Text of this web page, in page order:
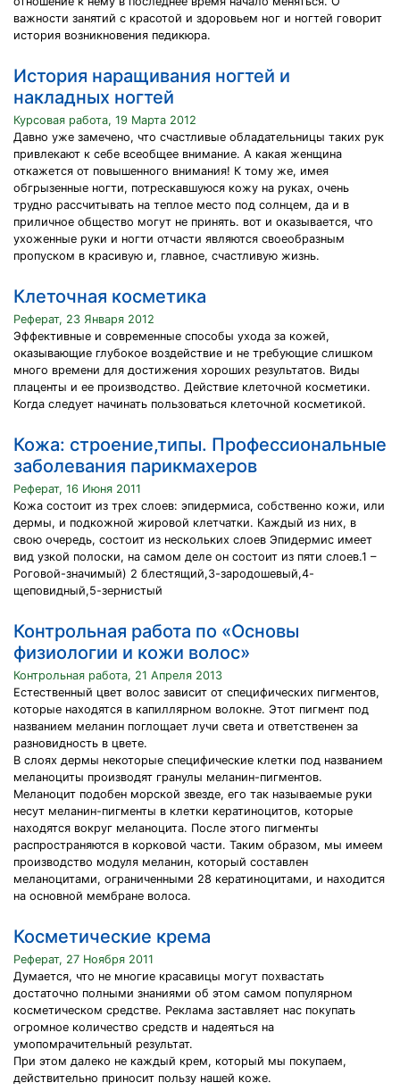
важности занятий с красотой и здоровьем ног и ногтей говорит
история возникновения педикюра.
История наращивания ногтей и
накладных ногтей
Курсовая работа, 19 Марта 2012
Давно уже замечено, что счастливые обладательницы таких рук
привлекают к себе всеобщее внимание. А какая женщина
откажется от повышенного внимания! К тому же, имея
обгрызенные ногти, потрескавшуюся кожу на руках, очень
трудно рассчитывать на теплое место под солнцем, да и в
приличное общество могут не принять. вот и оказывается, что
ухоженные руки и ногти отчасти являются своеобразным
пропуском в красивую и, главное, счастливую жизнь.
Клеточная косметика
Реферат, 23 Января 2012
Эффективные и современные способы ухода за кожей,
оказывающие глубокое воздействие и не требующие слишком
много времени для достижения хороших результатов. Виды
плаценты и ее производство. Действие клеточной косметики.
Когда следует начинать пользоваться клеточной косметикой.
Кожа: строение,типы. Профессиональные
заболевания парикмахеров
Реферат, 16 Июня 2011
Кожа состоит из трех слоев: эпидермиса, собственно кожи, или
дермы, и подкожной жировой клетчатки. Каждый из них, в
свою очередь, состоит из нескольких слоев Эпидермис имеет
вид узкой полоски, на самом деле он состоит из пяти слоев.1 –
Роговой-значимый) 2 блестящий,3-зародошевый,4-
щеповидный,5-зернистый
Контрольная работа по «Основы
физиологии и кожи волос»
Контрольная работа, 21 Апреля 2013
Естественный цвет волос зависит от специфических пигментов,
которые находятся в капиллярном волокне. Этот пигмент под
названием меланин поглощает лучи света и ответственен за
разновидность в цвете.
В слоях дермы некоторые специфические клетки под названием
меланоциты производят гранулы меланин-пигментов.
Меланоцит подобен морской звезде, его так называемые руки
несут меланин-пигменты в клетки кератиноцитов, которые
находятся вокруг меланоцита. После этого пигменты
распространяются в корковой части. Таким образом, мы имеем
производство модуля меланин, который составлен
меланоцитами, ограниченными 28 кератиноцитами, и находится
на основной мембране волоса.
Косметические крема
Реферат, 27 Ноября 2011
Думается, что не многие красавицы могут похвастать
достаточно полными знаниями об этом самом популярном
косметическом средстве. Реклама заставляет нас покупать
огромное количество средств и надеяться на
умопомрачительный результат.
При этом далеко не каждый крем, который мы покупаем,
действительно приносит пользу нашей коже.